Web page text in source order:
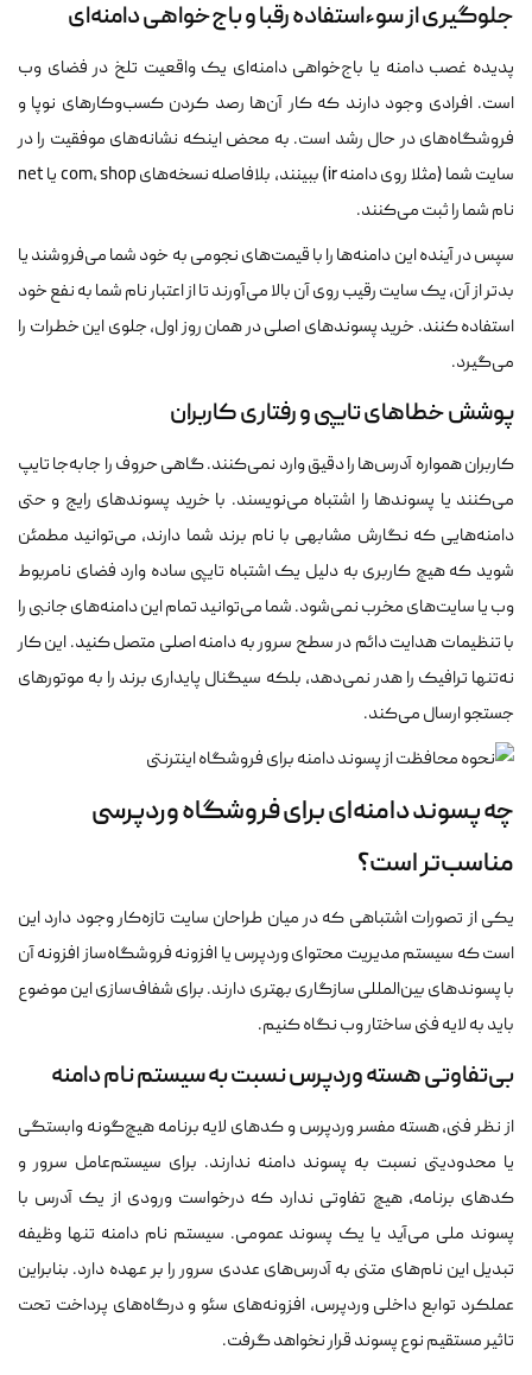
جلوگیری از سوءاستفاده رقبا و باج‌خواهی دامنه‌ای
پدیده غصب دامنه یا باج‌خواهی دامنه‌ای یک واقعیت تلخ در فضای وب
است. افرادی وجود دارند که کار آن‌ها رصد کردن کسب‌وکارهای نوپا و
فروشگاه‌های در حال رشد است. به محض اینکه نشانه‌های موفقیت را در
سایت شما (مثلا روی دامنه ir) ببینند، بلافاصله نسخه‌های com، shop یا net
نام شما را ثبت می‌کنند.
سپس در آینده این دامنه‌ها را با قیمت‌های نجومی به خود شما می‌فروشند یا
بدتر از آن، یک سایت رقیب روی آن بالا می‌آورند تا از اعتبار نام شما به نفع خود
استفاده کنند. خرید پسوندهای اصلی در همان روز اول، جلوی این خطرات را
می‌گیرد.
پوشش خطاهای تایپی و رفتاری کاربران
کاربران همواره آدرس‌ها را دقیق وارد نمی‌کنند. گاهی حروف را جابه‌جا تایپ
می‌کنند یا پسوندها را اشتباه می‌نویسند. با خرید پسوندهای رایج و حتی
دامنه‌هایی که نگارش مشابهی با نام برند شما دارند، می‌توانید مطمئن
شوید که هیچ کاربری به دلیل یک اشتباه تایپی ساده وارد فضای نامربوط
وب یا سایت‌های مخرب نمی‌شود. شما می‌توانید تمام این دامنه‌های جانبی را
با تنظیمات هدایت دائم در سطح سرور به دامنه‌ اصلی متصل کنید. این کار
نه‌تنها ترافیک را هدر نمی‌دهد، بلکه سیگنال پایداری برند را به موتورهای
جستجو ارسال می‌کند.
چه پسوند دامنه‌ای برای فروشگاه وردپرسی
مناسب‌تر است؟
یکی از تصورات اشتباهی که در میان طراحان سایت تازه‌کار وجود دارد این
است که سیستم مدیریت محتوای وردپرس یا افزونه فروشگاه‌ساز افزونه‌ آن
با پسوندهای بین‌المللی سازگاری بهتری دارند. برای شفاف‌سازی این موضوع
باید به لایه فنی ساختار وب نگاه کنیم.
بی‌تفاوتی هسته وردپرس نسبت به سیستم نام دامنه
از نظر فنی، هسته مفسر وردپرس و کدهای لایه برنامه هیچ‌گونه وابستگی
یا محدودیتی نسبت به پسوند دامنه ندارند. برای سیستم‌عامل سرور و
کدهای برنامه، هیچ تفاوتی ندارد که درخواست ورودی از یک آدرس با
پسوند ملی می‌آید یا یک پسوند عمومی. سیستم نام دامنه تنها وظیفه
تبدیل این نام‌های متنی به آدرس‌های عددی سرور را بر عهده دارد. بنابراین
عملکرد توابع داخلی وردپرس، افزونه‌های سئو و درگاه‌های پرداخت تحت
تاثیر مستقیم نوع پسوند قرار نخواهد گرفت.